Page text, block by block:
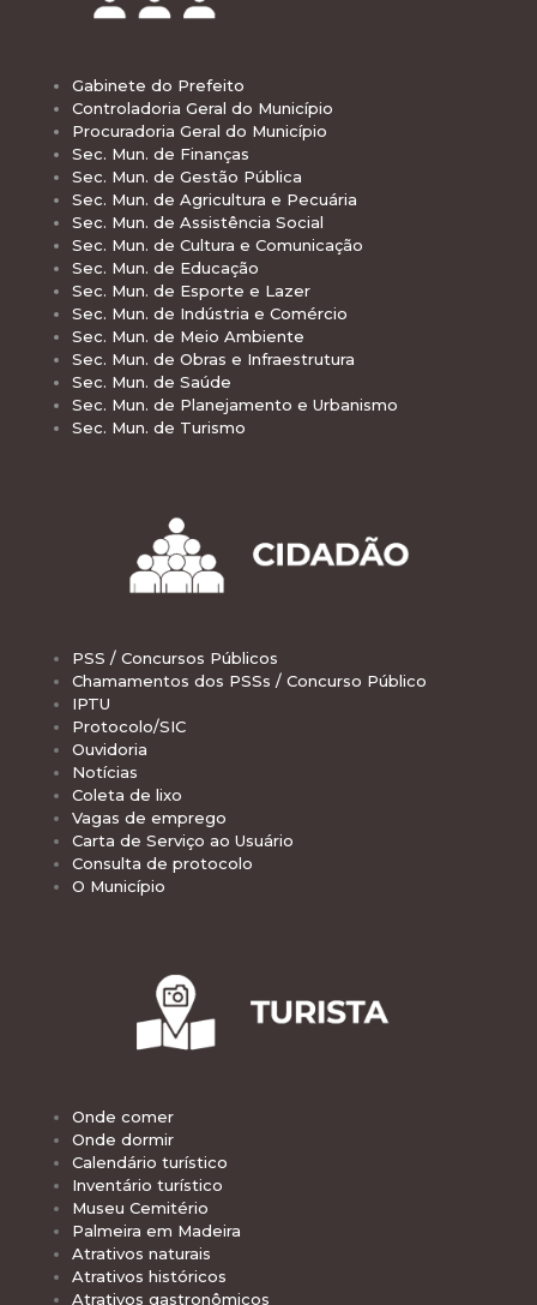
Gabinete do Prefeito
Controladoria Geral do Município
Procuradoria Geral do Município
Sec. Mun. de Finanças
Sec. Mun. de Gestão Pública
Sec. Mun. de Agricultura e Pecuária
Sec. Mun. de Assistência Social
Sec. Mun. de Cultura e Comunicação
Sec. Mun. de Educação
Sec. Mun. de Esporte e Lazer
Sec. Mun. de Indústria e Comércio
Sec. Mun. de Meio Ambiente
Sec. Mun. de Obras e Infraestrutura
Sec. Mun. de Saúde
Sec. Mun. de Planejamento e Urbanismo
Sec. Mun. de Turismo
PSS / Concursos Públicos
Chamamentos dos PSSs / Concurso Público
IPTU
Protocolo/SIC
Ouvidoria
Notícias
Coleta de lixo
Vagas de emprego
Carta de Serviço ao Usuário
Consulta de protocolo
O Município
Onde comer
Onde dormir
Calendário turístico
Inventário turístico
Museu Cemitério
Palmeira em Madeira
Atrativos naturais
Atrativos históricos
Atrativos gastronômicos